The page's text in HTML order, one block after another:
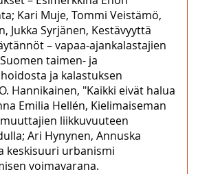
Kari Muje, Tommi Veistämö,
Jukka Syrjänen, Kestävyyttä
– vapaa-ajankalastajien
taimen- ja
ja kalastuksen
Hannikainen, "Kaikki eivät halua
Emilia Hellén, Kielimaiseman
liikkuvuuteen
Ari Hynynen, Annuska
keskisuuri urbanismi
voimavarana.